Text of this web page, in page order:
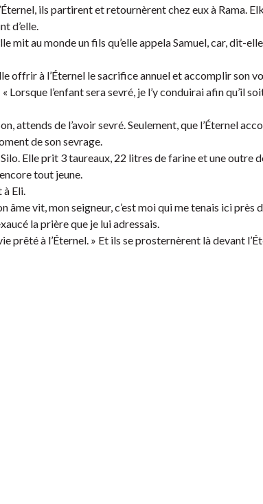
ils partirent et retournèrent chez eux à Rama.
d’elle.
mit au monde un fils qu’elle appela Samuel, car, dit-
offrir à l’Éternel le sacrifice annuel et accomplir son
Lorsque l’enfant sera sevré, je l’y conduirai afin qu’il
attends de l’avoir sevré. Seulement, que l’Éternel
de son sevrage.
Elle prit 3 taureaux, 22 litres de farine et une outre
tout jeune.
Eli.
âme vit, mon seigneur, c’est moi qui me tenais ici près
la prière que je lui adressais.
prêté à l’Éternel. » Et ils se prosternèrent là devant